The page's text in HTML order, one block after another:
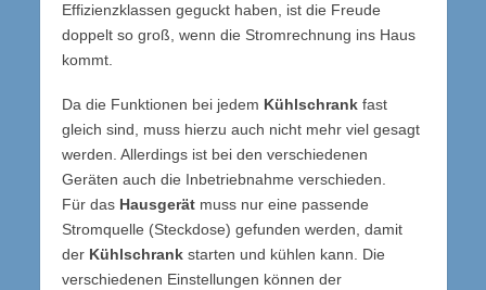
Effizienzklassen geguckt haben, ist die Freude
doppelt so groß, wenn die Stromrechnung ins Haus
kommt.
Da die Funktionen bei jedem Kühlschrank fast
gleich sind, muss hierzu auch nicht mehr viel gesagt
werden. Allerdings ist bei den verschiedenen
Geräten auch die Inbetriebnahme verschieden.
Für das Hausgerätmuss nur eine passende
Stromquelle (Steckdose) gefunden werden, damit
der Kühlschrankstarten und kühlen kann. Die
verschiedenen Einstellungen können der